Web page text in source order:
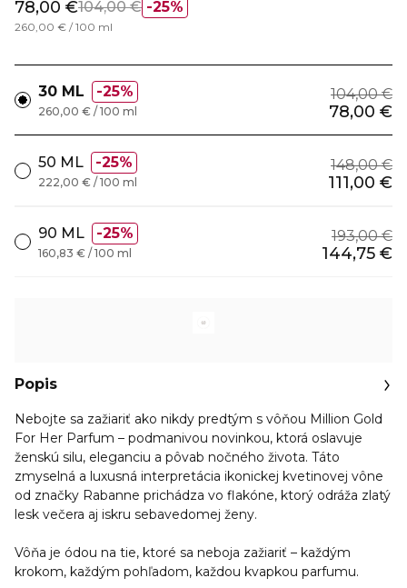
25%
78,00 €104,00 €
260,00 € / 100 ml
30 ML 25% 104,00 €
78,00 €
260,00 € / 100 ml
50 ML 25% 148,00 €
111,00 €
222,00 € / 100 ml
90 ML 25% 193,00 €
144,75 €
160,83 € / 100 ml
Popis
Nebojte sa zažiariť ako nikdy predtým s vôňou Million Gold
For Her Parfum – podmanivou novinkou, ktorá oslavuje
ženskú silu, eleganciu a pôvab nočného života. Táto
zmyselná a luxusná interpretácia ikonickej kvetinovej vône
od značky Rabanne prichádza vo flakóne, ktorý odráža zlatý
lesk večera aj iskru sebavedomej ženy.
Vôňa je ódou na tie, ktoré sa neboja zažiariť – každým
krokom, každým pohľadom, každou kvapkou parfumu.